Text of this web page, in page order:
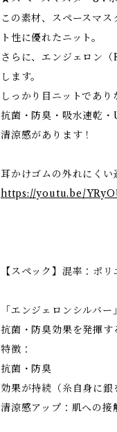
この素材、スペースマ
ト性に優れたニット。
さらに、エンジェロン
します。
しっかり目ニットであり
抗菌・防臭・吸水速乾・
清涼感があります！
耳かけゴムの外れにく
https://youtu.be/
【スペック】混率：ポ
「エンジェロンシルバー」
抗菌・防臭効果を発揮す
特徴：
抗菌・防臭
効果が持続（糸自身に
清涼感アップ：肌への接